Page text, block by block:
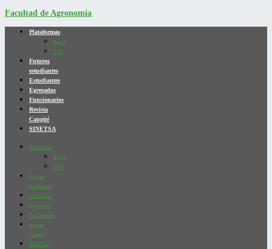
Facultad de Agronomía
Plataformas
Agros
EVA
Futuros
estudiantes
Estudiantes
Egresados
Funcionarios
Revista
Cangüé
SINETSA
Plataformas
Agros
EVA
Futuros
estudiantes
Estudiantes
Egresados
Funcionarios
Revista
Cangüé
SINETSA